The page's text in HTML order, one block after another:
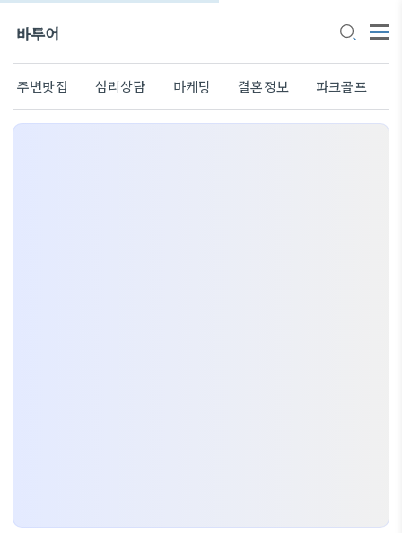
바투어
주변맛집 심리상담 마케팅 결혼정보 파크골프